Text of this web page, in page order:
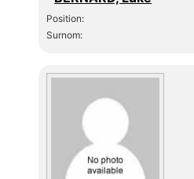
Position:
Surnom: